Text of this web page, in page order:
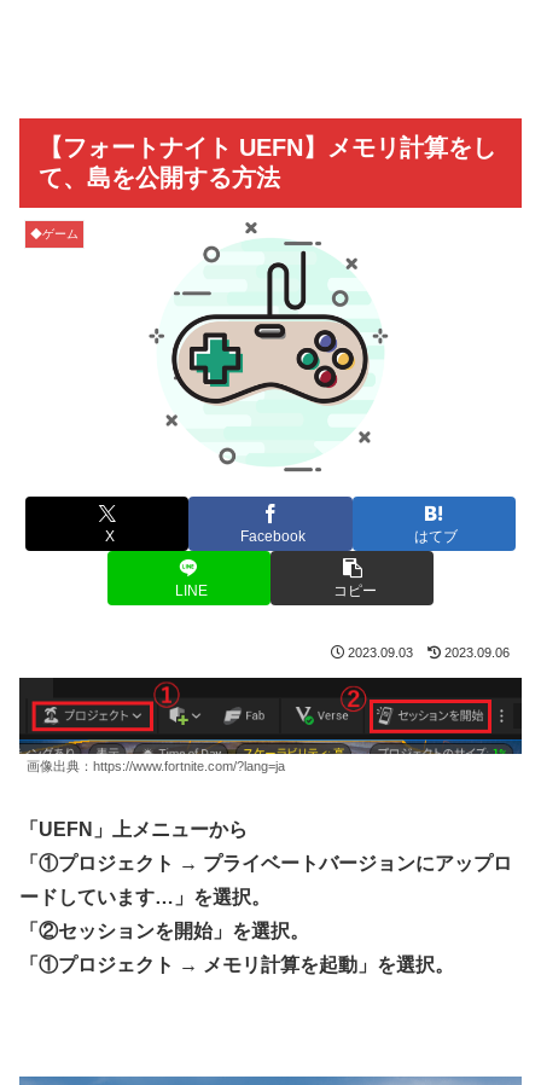
【フォートナイト UEFN】メモリ計算をし
て、島を公開する方法
◆ゲーム
X Facebook はてブ
LINE コピー
2023.09.03 2023.09.06
画像出典：https://www.fortnite.com/?lang=ja
「UEFN」上メニューから
「①プロジェクト → プライベートバージョンにアップロ
ードしています…」を選択。
「②セッションを開始」を選択。
「①プロジェクト → メモリ計算を起動」を選択。